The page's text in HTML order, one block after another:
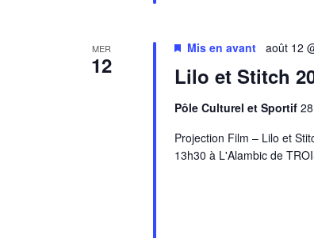
MER
12 Lilo et Stitch
Mis en avant août 12
Pôle Culturel et Sportif
Projection Film – Lilo et
13h30 à L'Alambic de